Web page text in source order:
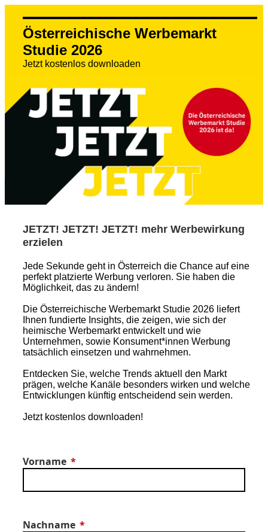
Österreichische Werbemarkt
Studie 2026
Jetzt kostenlos downloaden
JETZT! JETZT! JETZT! mehr Werbewirkung
erzielen
Jede Sekunde geht in Österreich die Chance auf eine
perfekt platzierte Werbung verloren. Sie haben die
Möglichkeit, das zu ändern!
Die Österreichische Werbemarkt Studie 2026 liefert
Ihnen fundierte Insights, die zeigen, wie sich der
heimische Werbemarkt entwickelt und wie
Unternehmen, sowie Konsument*innen Werbung
tatsächlich einsetzen und wahrnehmen.
Entdecken Sie, welche Trends aktuell den Markt
prägen, welche Kanäle besonders wirken und welche
Entwicklungen künftig entscheidend sein werden.
Jetzt kostenlos downloaden!
Vorname
Nachname